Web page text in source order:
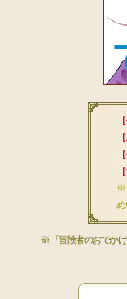
※
め
※ 「冒険者のおでか